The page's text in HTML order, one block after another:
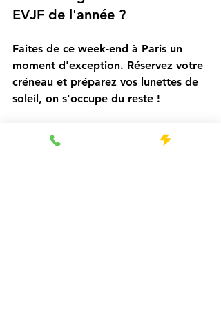
EVJF de l'année ?
Faites de ce week-end à Paris un
moment d'exception. Réservez votre
créneau et préparez vos lunettes de
soleil, on s'occupe du reste !